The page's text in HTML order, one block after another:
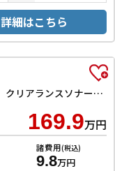
詳細はこちら
ベースグレード 両側スライド・片側電動 クリアランスソナー オートクルーズコントロール レーンアシスト オートライト スマートキー アイドリングストップ 電動格納ミラー シートヒーター ベンチシート CVT ESC
169.9万円
諸費用(税込)
9.8万円